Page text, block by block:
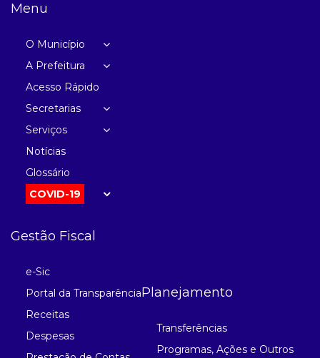
Menu
O Município
A Prefeitura
Acesso Rápido
Secretarias
Serviços
Notícias
Glossário
COVID-19
Gestão Fiscal
e-Sic
Portal da Transparência
Receitas
Despesas
Planejamento
Transferências
Programas, Ações e Outros